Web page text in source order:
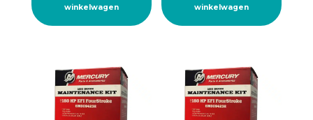
winkelwagen
winkelwagen